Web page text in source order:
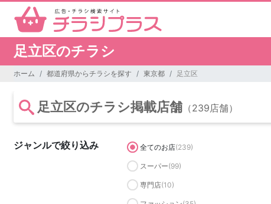
足立区のチラシ
ホーム 都道府県からチラシを探す 東京都 足立区
足立区のチラシ掲載店舗 （239店舗）
ジャンルで絞り込み 全てのお店(239)
スーパー(99)
専門店(10)